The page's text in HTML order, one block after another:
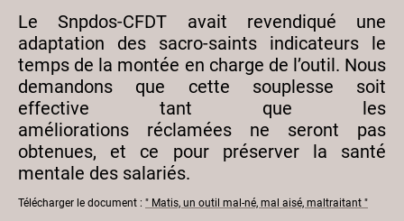
Le Snpdos-CFDT avait revendiqué une
adaptation des sacro-saints indicateurs le
temps de la montée en charge de l’outil. Nous
demandons que cette souplesse soit
effective tant que les
améliorations réclamées ne seront pas
obtenues, et ce pour préserver la santé
mentale des salariés.
Télécharger le document : " Matis, un outil mal-né, mal aisé, maltraitant "